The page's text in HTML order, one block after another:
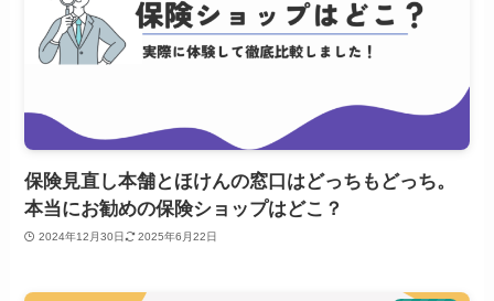
保険見直し本舗とほけんの窓口はどっちもどっち。
本当にお勧めの保険ショップはどこ？
2024年12月30日 2025年6月22日